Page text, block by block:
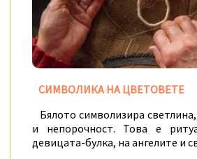
СИМВОЛИКА НА ЦВЕТОВЕТЕ
Бялото символизира
и непорочност. Това е
девицата-булка, на ангелите и